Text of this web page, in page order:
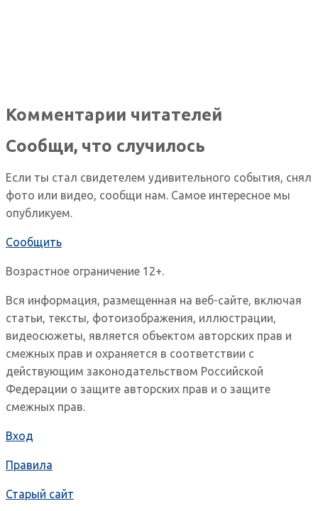
Комментарии читателей
Сообщи, что случилось
Если ты стал свидетелем удивительного события, снял
фото или видео, сообщи нам. Самое интересное мы
опубликуем.
Сообщить
Возрастное ограничение 12+.
Вся информация, размещенная на веб-сайте, включая
статьи, тексты, фотоизображения, иллюстрации,
видеосюжеты, является объектом авторских прав и
смежных прав и охраняется в соответствии с
действующим законодательством Российской
Федерации о защите авторских прав и о защите
смежных прав.
Вход
Правила
Старый сайт